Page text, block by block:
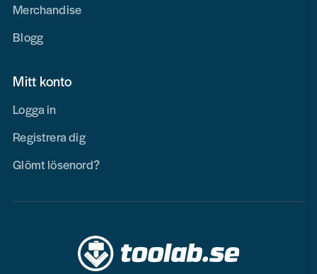
Merchandise
Blogg
Mitt konto
Logga in
Registrera dig
Glömt lösenord?